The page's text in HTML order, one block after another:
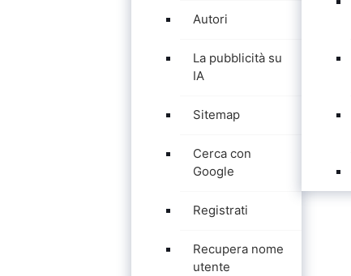
Autori
La pubblicità su
IA
Sitemap
Cerca con
Google
Registrati
Recupera nome
utente